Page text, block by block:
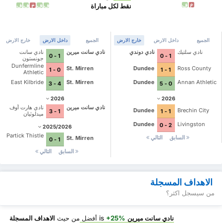
ف ف خ ف ف
نقط لكل مباراة
خ ف
الجميع داخل الارض خارج الارض
نادي سانت
جونستون
1 - 0
نادي سانت ميرين
Dunfermline
Athletic
0 - 1
St. Mirren
East Kilbride
4 - 3 St. Mirren
2026
نادي هارت أوف
ميدلوثيان
1 - 3
نادي سانت ميرين
2025/2026
Partick Thistle
1 - 0
St. Mirren
السابق
التالي
الجميع داخل الارض خارج الارض
نادي دوندي
1 - 0
نادي سلتيك
Dundee 1 - 1
Ross County
Dundee
0 - 5 Annan Athletic
2026
Dundee 1 - 1
Brechin City
Dundee
2 - 0
Livingston
السابق
التالي
الاهداف المسجلة
من سيسجل اكثر؟
نادي سانت ميرين +25% أفضل من حيث الاهداف المسجلة